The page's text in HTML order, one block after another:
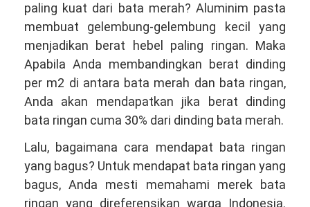
paling kuat dari bata merah? Aluminim pasta
membuat gelembung-gelembung kecil yang
menjadikan berat hebel paling ringan. Maka
Apabila Anda membandingkan berat dinding
per m2 di antara bata merah dan bata ringan,
Anda akan mendapatkan jika berat dinding
bata ringan cuma 30% dari dinding bata merah.
Lalu, bagaimana cara mendapat bata ringan
yang bagus? Untuk mendapat bata ringan yang
bagus, Anda mesti memahami merek bata
ringan yang direferensikan warga Indonesia.